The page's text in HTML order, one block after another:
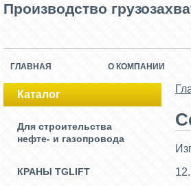
Производство
ГЛАВНАЯ О КОМПАНИИ
Каталог
Для строительства
нефте- и газопровода
КРАНЫ TGLIFT